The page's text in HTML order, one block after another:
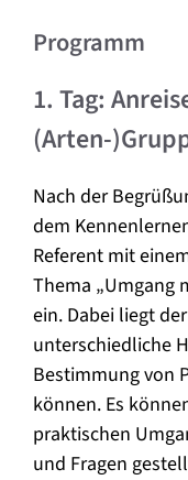
Programm
1. Tag:
(Arten-
Nach der
dem
Referent mit
Thema „Umgang
ein. Dabei liegt
unterschiedliche
Bestimmung von
können. Es
praktischen
und Fragen